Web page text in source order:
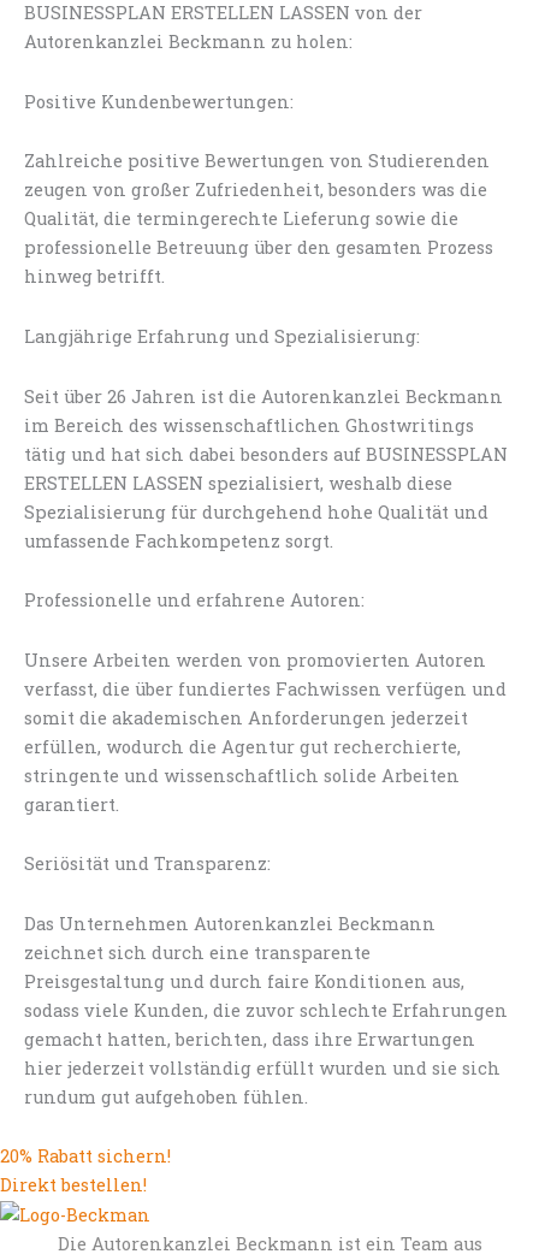
BUSINESSPLAN ERSTELLEN LASSEN von der
Autorenkanzlei Beckmann zu holen:
Positive Kundenbewertungen:
Zahlreiche positive Bewertungen von Studierenden
zeugen von großer Zufriedenheit, besonders was die
Qualität, die termingerechte Lieferung sowie die
professionelle Betreuung über den gesamten Prozess
hinweg betrifft.
Langjährige Erfahrung und Spezialisierung:
Seit über 26 Jahren ist die Autorenkanzlei Beckmann
im Bereich des wissenschaftlichen Ghostwritings
tätig und hat sich dabei besonders auf BUSINESSPLAN
ERSTELLEN LASSEN spezialisiert, weshalb diese
Spezialisierung für durchgehend hohe Qualität und
umfassende Fachkompetenz sorgt.
Professionelle und erfahrene Autoren:
Unsere Arbeiten werden von promovierten Autoren
verfasst, die über fundiertes Fachwissen verfügen und
somit die akademischen Anforderungen jederzeit
erfüllen, wodurch die Agentur gut recherchierte,
stringente und wissenschaftlich solide Arbeiten
garantiert.
Seriösität und Transparenz:
Das Unternehmen Autorenkanzlei Beckmann
zeichnet sich durch eine transparente
Preisgestaltung und durch faire Konditionen aus,
sodass viele Kunden, die zuvor schlechte Erfahrungen
gemacht hatten, berichten, dass ihre Erwartungen
hier jederzeit vollständig erfüllt wurden und sie sich
rundum gut aufgehoben fühlen.
20% Rabatt sichern!
Direkt bestellen!
Die Autorenkanzlei Beckmann ist ein Team aus